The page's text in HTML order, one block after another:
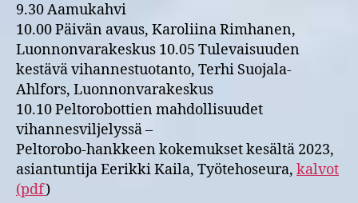
9.30 Aamukahvi
10.00 Päivän avaus, Karoliina Rimhanen,
Luonnonvarakeskus 10.05 Tulevaisuuden
kestävä vihannestuotanto, Terhi Suojala-
Ahlfors, Luonnonvarakeskus
10.10 Peltorobottien mahdollisuudet
vihannesviljelyssä –
Peltorobo-hankkeen kokemukset kesältä 2023,
asiantuntija Eerikki Kaila, Työtehoseura, kalvot
(pdf)